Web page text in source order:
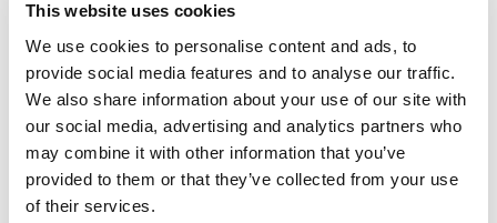
This website uses cookies
We use cookies to personalise content and ads, to
provide social media features and to analyse our traffic.
We also share information about your use of our site with
our social media, advertising and analytics partners who
may combine it with other information that you’ve
provided to them or that they’ve collected from your use
of their services.
Veicoli